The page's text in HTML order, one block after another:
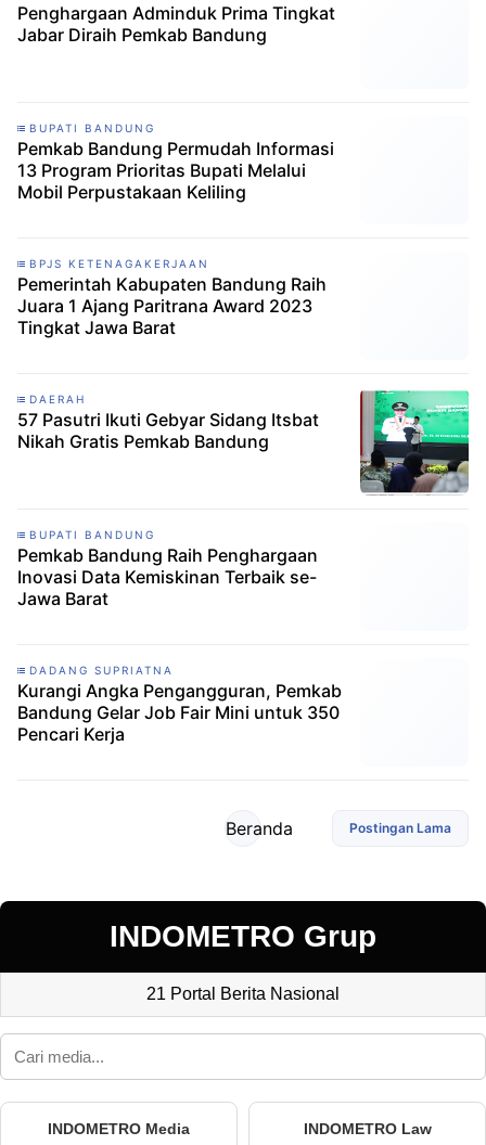
Penghargaan Adminduk Prima Tingkat
Jabar Diraih Pemkab Bandung
BUPATI BANDUNG
Pemkab Bandung Permudah Informasi
13 Program Prioritas Bupati Melalui
Mobil Perpustakaan Keliling
BPJS KETENAGAKERJAAN
Pemerintah Kabupaten Bandung Raih
Juara 1 Ajang Paritrana Award 2023
Tingkat Jawa Barat
DAERAH
57 Pasutri Ikuti Gebyar Sidang Itsbat
Nikah Gratis Pemkab Bandung
BUPATI BANDUNG
Pemkab Bandung Raih Penghargaan
Inovasi Data Kemiskinan Terbaik se-
Jawa Barat
DADANG SUPRIATNA
Kurangi Angka Pengangguran, Pemkab
Bandung Gelar Job Fair Mini untuk 350
Pencari Kerja
Postingan Lama
Beranda
INDOMETRO Grup
21 Portal Berita Nasional
INDOMETRO Media INDOMETRO Law